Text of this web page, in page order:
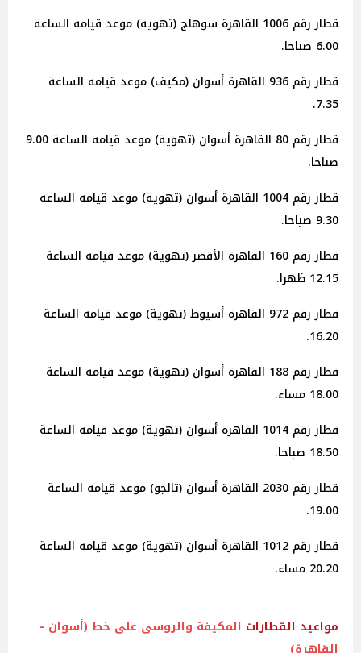
قطار رقم 1006 القاهرة سوهاج (تهوية) موعد قيامه الساعة
6.00 صباحا.
قطار رقم 936 القاهرة أسوان (مكيف) موعد قيامه الساعة
7.35.
قطار رقم 80 القاهرة أسوان (تهوية) موعد قيامه الساعة 9.00
صباحا.
قطار رقم 1004 القاهرة أسوان (تهوية) موعد قيامه الساعة
9.30 صباحا.
قطار رقم 160 القاهرة الأقصر (تهوية) موعد قيامه الساعة
12.15 ظهرا.
قطار رقم 972 القاهرة أسيوط (تهوية) موعد قيامه الساعة
16.20.
قطار رقم 188 القاهرة أسوان (تهوية) موعد قيامه الساعة
18.00 مساء.
قطار رقم 1014 القاهرة أسوان (تهوية) موعد قيامه الساعة
18.50 صباحا.
قطار رقم 2030 القاهرة أسوان (تالجو) موعد قيامه الساعة
19.00.
قطار رقم 1012 القاهرة أسوان (تهوية) موعد قيامه الساعة
20.20 مساء.
مواعيد القطارات المكيفة والروسى على خط (أسوان -